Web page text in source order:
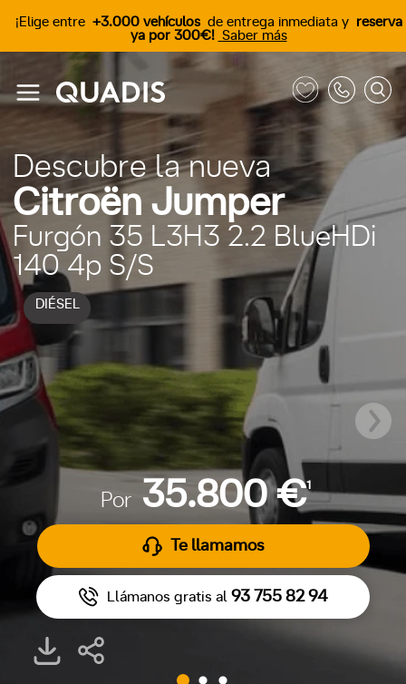
¡Elige entre +3.000 vehículos de entrega inmediata y reserva
ya por 300€! Saber más
Descubre la nueva
Citroën Jumper
DIÉSEL
Furgón 35 L3H3 2.2 BlueHDi
140 4p S/S
Por 35.800 €1
Te llamamos
Llámanos gratis al 93 755 82 94